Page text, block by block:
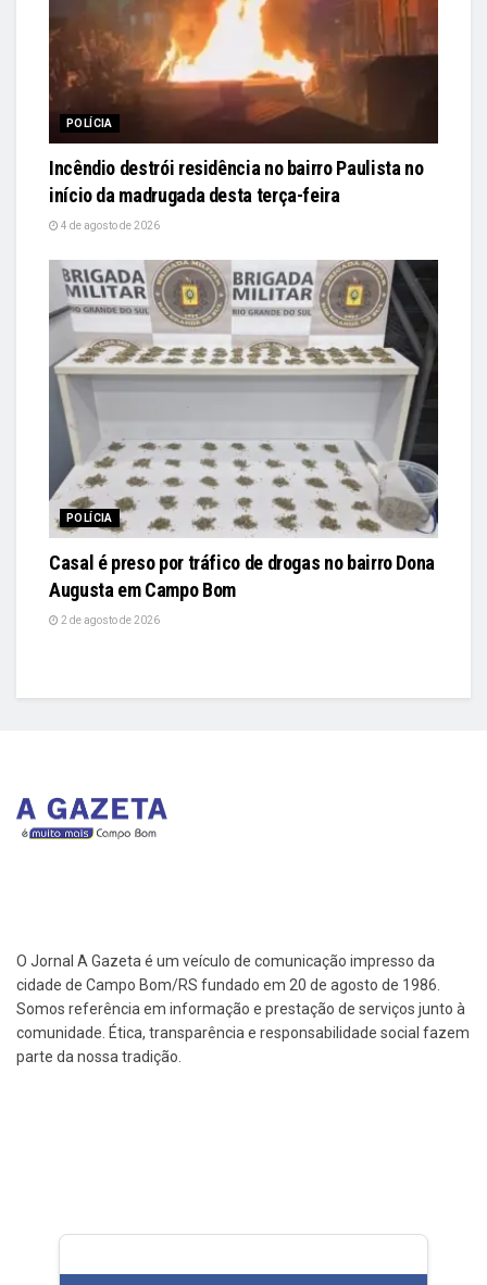
POLÍCIA
Incêndio destrói residência no bairro Paulista no
início da madrugada desta terça-feira
4 de agosto de 2026
POLÍCIA
Casal é preso por tráfico de drogas no bairro Dona
Augusta em Campo Bom
2 de agosto de 2026
O Jornal A Gazeta é um veículo de comunicação impresso da
cidade de Campo Bom/RS fundado em 20 de agosto de 1986.
Somos referência em informação e prestação de serviços junto à
comunidade. Ética, transparência e responsabilidade social fazem
parte da nossa tradição.